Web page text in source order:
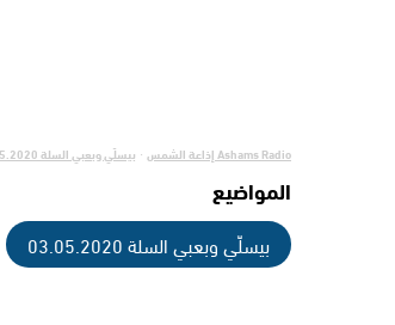
Ashams Radio إذاعة الشمس · بيسلّي وبعبي السلة 03.05.2020
المواضيع
بيسلّي وبعبي السلة 03.05.2020